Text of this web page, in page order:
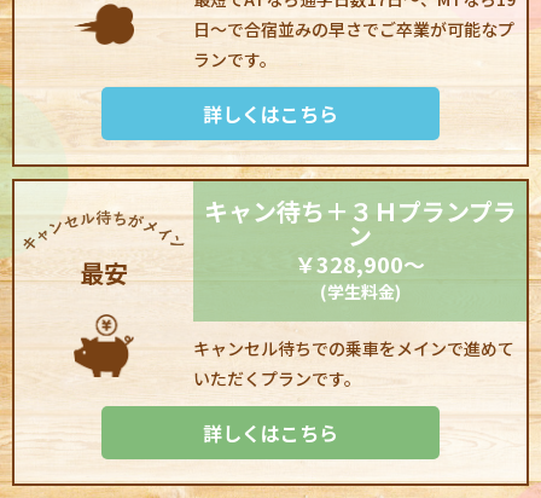
日～で合宿並みの早さでご卒業が可能なプ
ランです。
詳しくはこちら
最安
キャン待ち＋３Ｈプランプラ
ン
￥328,900～
(学生料金)
キャンセル待ちでの乗車をメインで進めて
いただくプランです。
詳しくはこちら